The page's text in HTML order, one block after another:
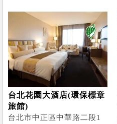
台北花園大酒店(環保標章
旅館)
台北市中正區中華路二段1